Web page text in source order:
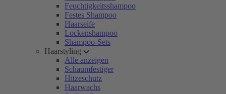
Feuchtigkeitsshampoo
Festes Shampoo
Haarseife
Lockenshampoo
Shampoo-Sets
Haarstyling
Alle anzeigen
Schaumfestiger
Hitzeschutz
Haarwachs